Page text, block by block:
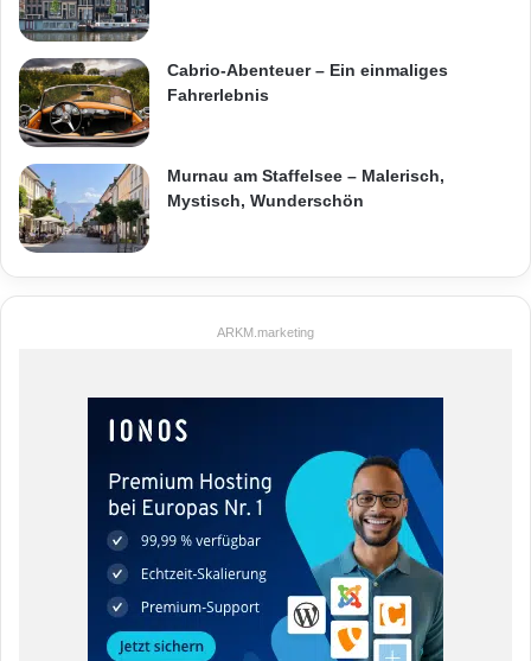
Cabrio-Abenteuer – Ein einmaliges
Fahrerlebnis
Murnau am Staffelsee – Malerisch,
Mystisch, Wunderschön
ARKM.marketing